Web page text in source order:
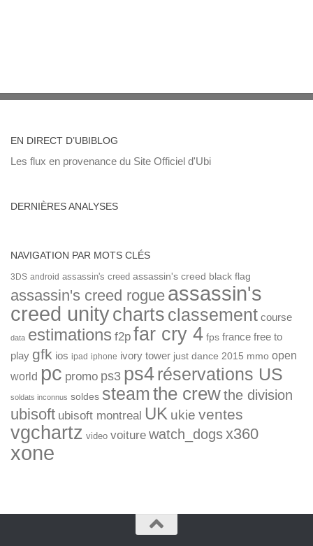
EN DIRECT D’UBIBLOG
Les flux en provenance du Site Officiel d'Ubi
DERNIÈRES ANALYSES
NAVIGATION PAR MOTS CLÉS
3DS android assassin's creed assassin's creed black flag
assassin's creed rogue assassin's
creed unitycharts classement course
data estimations f2p far cry 4 fps france free to
play gfk ios ipad iphone ivory tower just dance 2015 mmo open
world pc promo ps3 ps4réservations US
soldats inconnus soldes steamthe crewthe division
ubisoft ubisoft montreal UK ukie ventes
vgchartz video voiture watch_dogsx360
xone